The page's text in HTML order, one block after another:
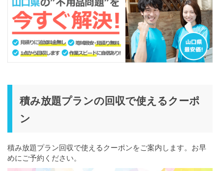
積み放題プランの回収で使えるクーポ
ン
積み放題プラン回収で使えるクーポンをご案内します。お早
めにご予約ください。